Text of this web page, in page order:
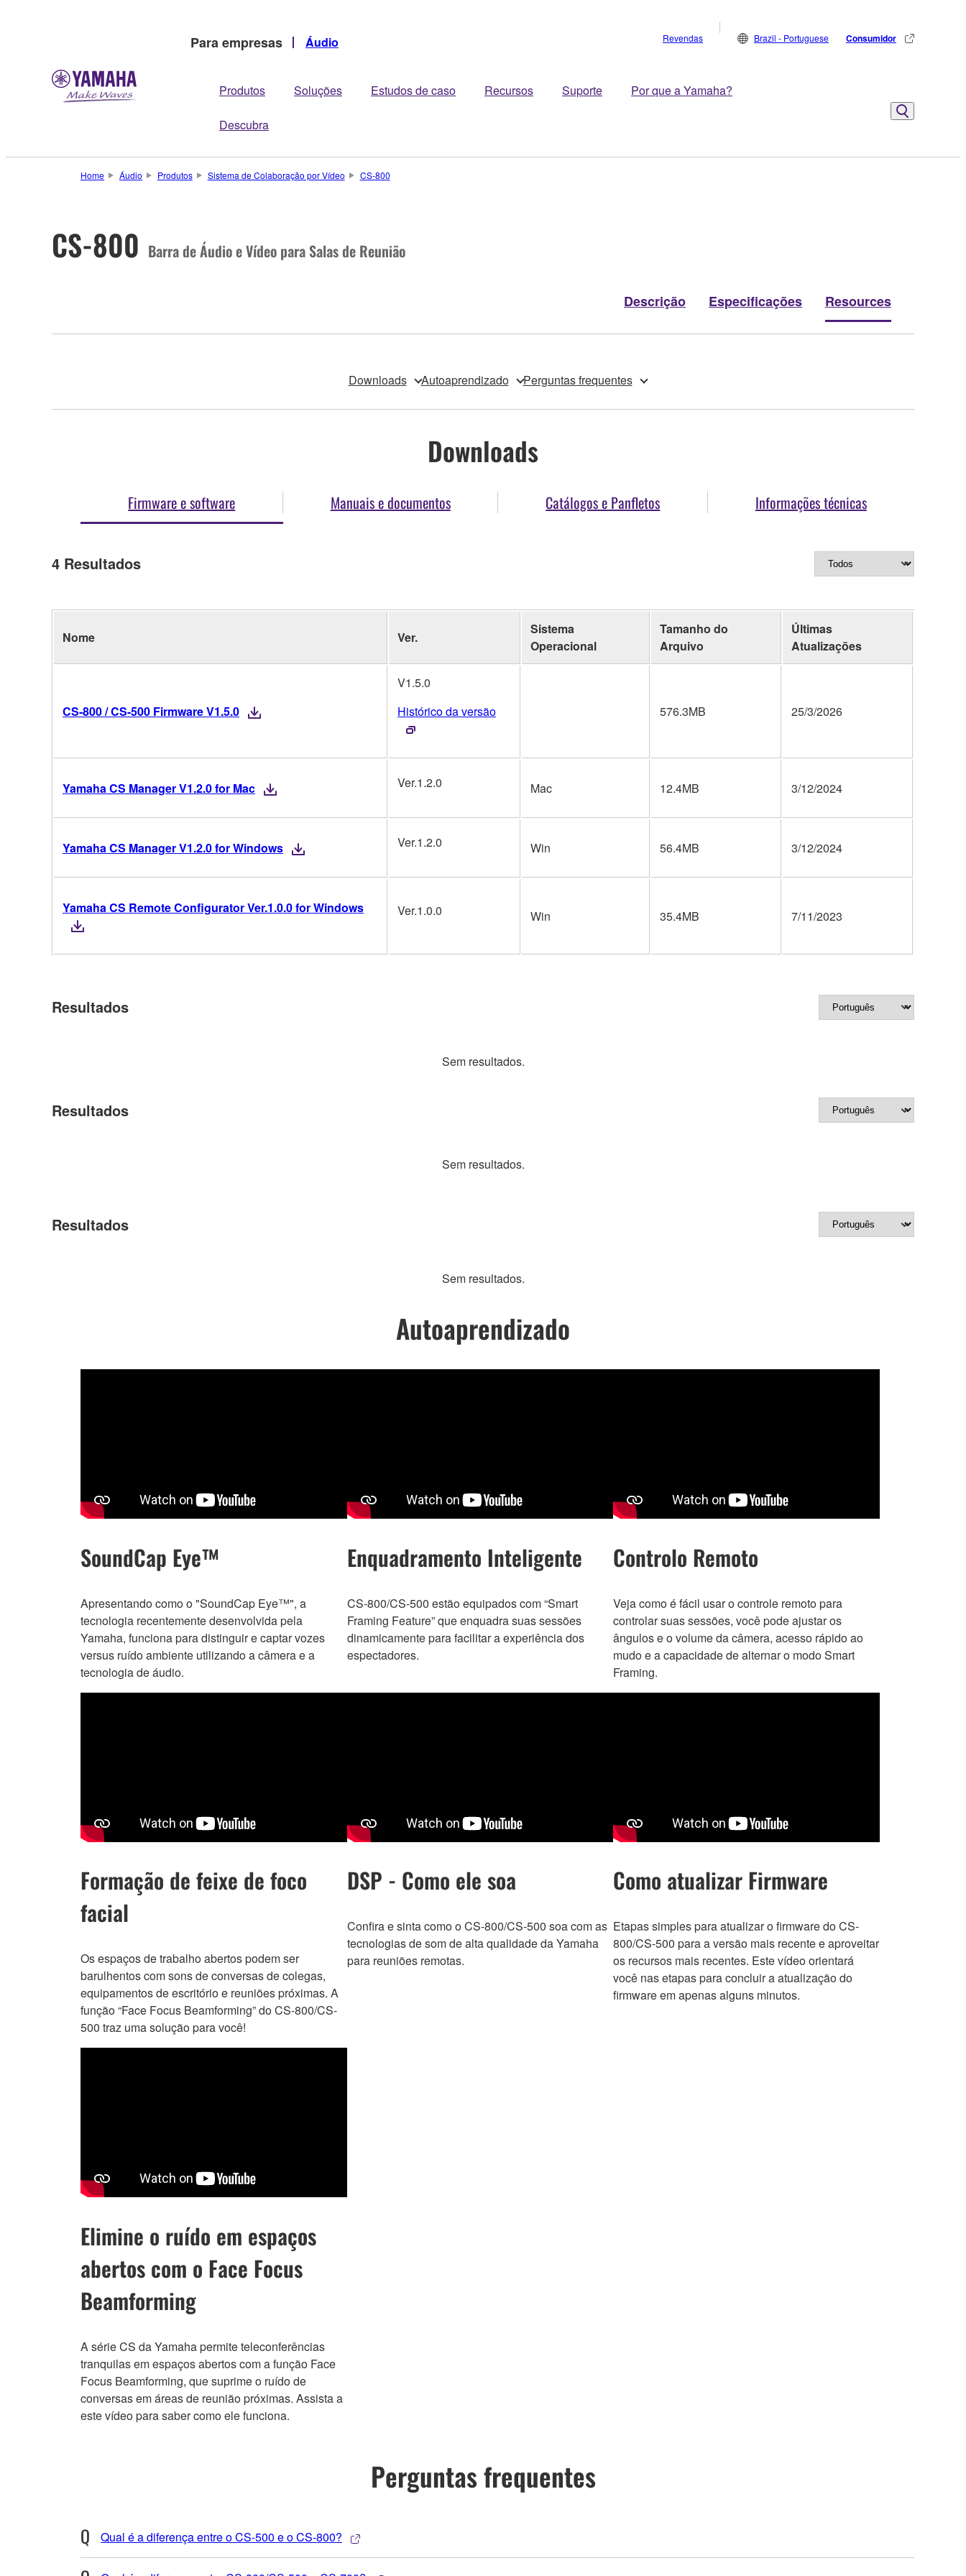
Para empresas Áudio
Produtos Soluções Estudos de caso Recursos Suporte Por que a Yamaha?
Descubra
Revendas Brazil - Portuguese Consumidor
Home Áudio Produtos Sistema de Colaboração por Vídeo CS-800
CS-800 Barra de Áudio e Vídeo para Salas de Reunião
Descrição Especificações Resources
Downloads Autoaprendizado Perguntas frequentes
Downloads
Firmware e software Manuais e documentos Catálogos e Panfletos Informações técnicas
4 Resultados
Nome Ver.
Sistema
Operacional
Tamanho do
Arquivo
Últimas
Atualizações
CS-800 / CS-500 Firmware V1.5.0
V1.5.0
Histórico da versão
576.3MB 25/3/2026
Yamaha CS Manager V1.2.0 for Mac Ver.1.2.0 Mac 12.4MB 3/12/2024
Yamaha CS Manager V1.2.0 for Windows Ver.1.2.0 Win 56.4MB 3/12/2024
Yamaha CS Remote Configurator Ver.1.0.0 for Windows Ver.1.0.0 Win 35.4MB 7/11/2023
Resultados
Sem resultados.
Resultados
Sem resultados.
Resultados
Sem resultados.
Autoaprendizado
SoundCap Eye™
Apresentando como o "SoundCap Eye™", a
tecnologia recentemente desenvolvida pela
Yamaha, funciona para distinguir e captar vozes
versus ruído ambiente utilizando a câmera e a
tecnologia de áudio.
Enquadramento Inteligente
CS-800/CS-500 estão equipados com “Smart
Framing Feature” que enquadra suas sessões
dinamicamente para facilitar a experiência dos
espectadores.
Controlo Remoto
Veja como é fácil usar o controle remoto para
controlar suas sessões, você pode ajustar os
ângulos e o volume da câmera, acesso rápido ao
mudo e a capacidade de alternar o modo Smart
Framing.
Formação de feixe de foco
facial
Os espaços de trabalho abertos podem ser
barulhentos com sons de conversas de colegas,
equipamentos de escritório e reuniões próximas. A
função “Face Focus Beamforming” do CS-800/CS-
500 traz uma solução para você!
DSP - Como ele soa
Confira e sinta como o CS-800/CS-500 soa com as
tecnologias de som de alta qualidade da Yamaha
para reuniões remotas.
Como atualizar Firmware
Etapas simples para atualizar o firmware do CS-
800/CS-500 para a versão mais recente e aproveitar
os recursos mais recentes. Este vídeo orientará
você nas etapas para concluir a atualização do
firmware em apenas alguns minutos.
Elimine o ruído em espaços
abertos com o Face Focus
Beamforming
A série CS da Yamaha permite teleconferências
tranquilas em espaços abertos com a função Face
Focus Beamforming, que suprime o ruído de
conversas em áreas de reunião próximas. Assista a
este vídeo para saber como ele funciona.
Perguntas frequentes
Qual é a diferença entre o CS-500 e o CS-800?